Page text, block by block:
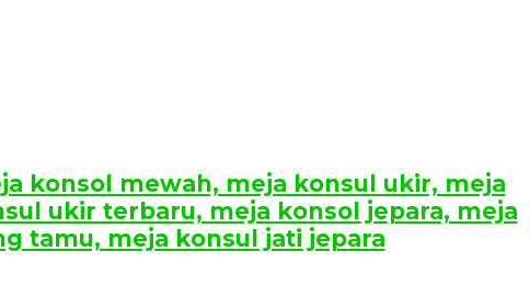
konsol mewah, meja konsul ukir, meja
ukir terbaru, meja konsol jepara, meja
tamu, meja konsul jati jepara